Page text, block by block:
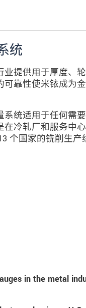
统
业提供用于厚度、
可靠性使米铱成为
系统适用于任何需
在冷轧厂和服务中
个国家的铣削生
in the metal